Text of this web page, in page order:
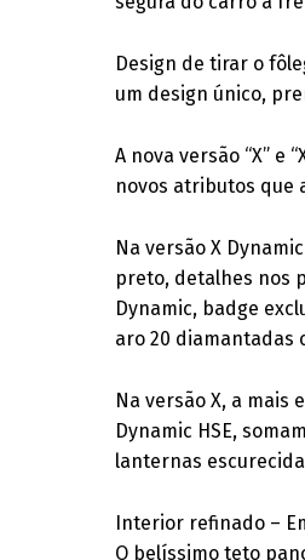
Design de tirar o
um design único,
A nova versão “X” e
novos atributos que
Na versão X
preto, detalhes nos
Dynamic, badge
aro 20 diamantadas
Na versão X, a mais
Dynamic HSE,
lanternas
Interior refinado –
O belíssimo teto